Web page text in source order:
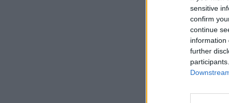
sensitive
confirm
continue
information
further